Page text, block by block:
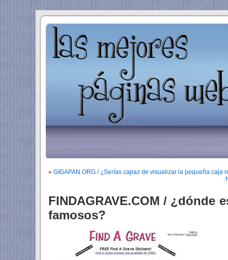
« GIGAPAN.ORG / ¿Serías capaz de visualizar la pequeña caja
FINDAGRAVE.COM / ¿dónde
famosos?